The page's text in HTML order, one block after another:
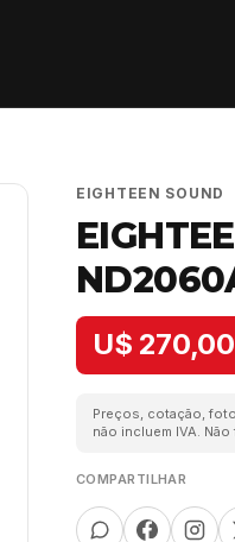
EIGHTEEN SOUND
U$ 270,00
Preços, cotação,
não incluem IVA.
COMPARTILHAR